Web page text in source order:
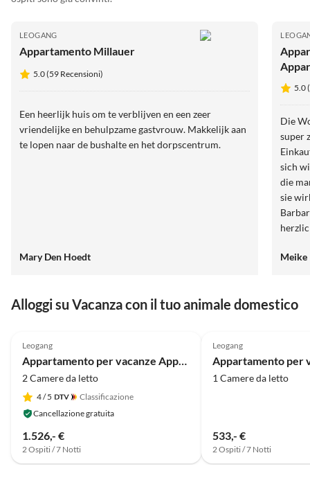
LEOGANG
Appartamento Millauer
5.0 (59 Recensioni)
Een heerlijk huis om te verblijven en een zeer
vriendelijke en behulpzame gastvrouw. Makkelijk aan
te lopen naar de bushalte en het dorpscentrum.
Mary Den Hoedt
5.0
Die
super
sich
die
sie
herzlich. Sollte irgendwas sein,
Meike
Alloggi su Vacanza con il tuo animale domestico
Leogang
Appartamento per vacanze Appartamento familiare presso Steiner's Wellness-Appartements
2 Camere da letto
4/ 5
Classificazione
Cancellazione gratuita
1.526,- €
2 Ospiti / 7 Notti
Leogang
1 Camere da letto
533,- €
2 Ospiti / 7 Notti